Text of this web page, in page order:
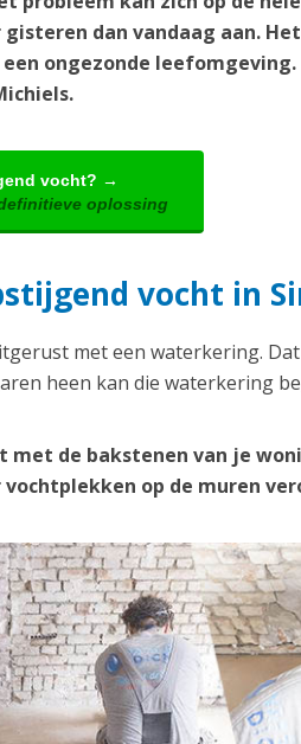
dan vandaag aan.
ongezonde
vocht? →
oplossing
vocht in
met een waterkering.
heen kan die waterkering
met de bakstenen van je
op de muren